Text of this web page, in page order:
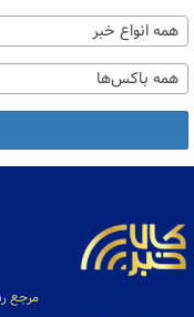
همه انواع خبر
همه باکس‌ها
مرجع